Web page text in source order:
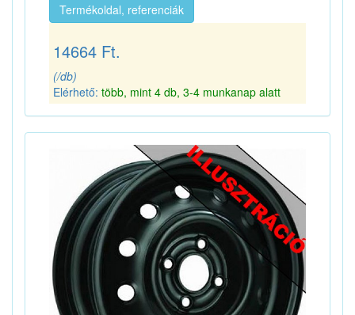
Termékoldal, referenciák
14664 Ft.
(/db)
Elérhető: több, mint 4 db, 3-4 munkanap alatt